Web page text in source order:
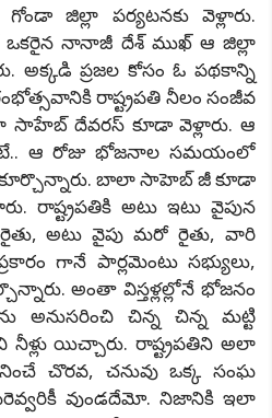
జిల్లా పర్యటనకు వెళ్లారు.
ఒకరైన నానాజీ దేశ్ ముఖ్ ఆ జిల్లా
అక్కడి ప్రజల కోసం ఓ పథకాన్ని
రాష్ట్రపతి నీలం సంజీవ
సాహేబ్ దేవరస్ కూడా వెళ్లారు. ఆ
ఆ రోజు భోజనాల సమయంలో
కూర్చొన్నారు. బాలా సాహెబ్ జీ కూడా
రాష్ట్రపతికి అటు ఇటు వైపున
అటు వైపు మరో రైతు, వారి
గానే పార్లమెంటు సభ్యులు,
అంతా విస్తళ్లల్లోనే భోజనం
అనుసరించి చిన్న చిన్న మట్టి
యిచ్చారు. రాష్ట్రపతిని అలా
చొరవ, చనువు ఒక్క సంఘ
వుండదేమో. నిజానికి ఇలా